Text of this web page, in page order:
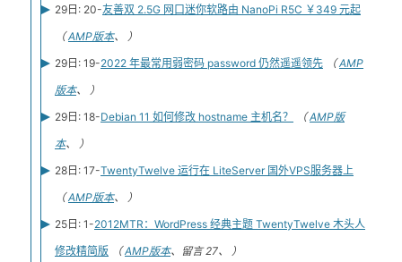
29日: 20-友善双 2.5G 网口迷你软路由 NanoPi R5C ￥349 元起
（AMP版本、 ）
29日: 19-2022 年最常用弱密码 password 仍然遥遥领先 （AMP
版本、 ）
29日: 18-Debian 11 如何修改 hostname 主机名？ （AMP版
本、 ）
28日: 17-TwentyTwelve 运行在 LiteServer 国外VPS服务器上
（AMP版本、 ）
25日: 1-2012MTR：WordPress 经典主题 TwentyTwelve 木头人
修改精简版
（AMP版本、留言 27、 ）